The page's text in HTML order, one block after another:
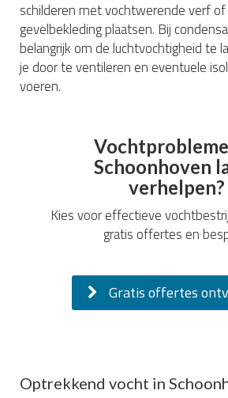
schilderen met vochtwerende verf
gevelbekleding plaatsen. Bij
belangrijk om de luchtvochtigheid te
je door te ventileren en eventuele
voeren.
Schoonhoven
verhelpen?
Kies voor effectieve
gratis offertes en
Gratis offertes
Optrekkend vocht in